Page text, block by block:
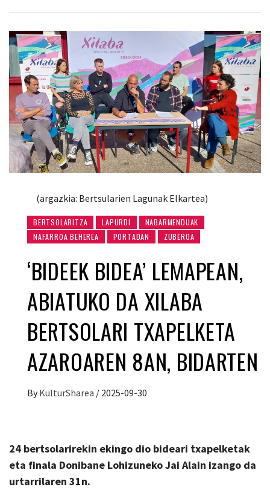
(argazkia: Bertsularien Lagunak Elkartea)
BERTSOLARITZA LAPURDI
NABARMENDUAK
NAFARROA BEHEREA
PORTADAN ZUBEROA
‘BIDEEK BIDEA’ LEMAPEAN,
ABIATUKO DA XILABA
BERTSOLARI TXAPELKETA
AZAROAREN 8AN, BIDARTEN
By KulturSharea / 2025-09-30
24 bertsolarirekin ekingo dio bideari txapelketak
eta finala Donibane Lohizuneko Jai Alain izango da
urtarrilaren 31n.